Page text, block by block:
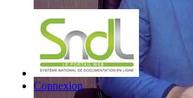
Connexion